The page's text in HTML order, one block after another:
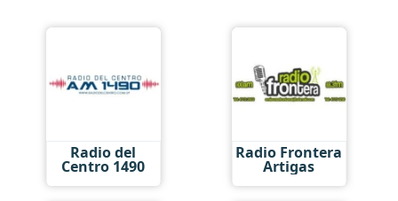
Radio del
Centro 1490
Radio Frontera
Artigas